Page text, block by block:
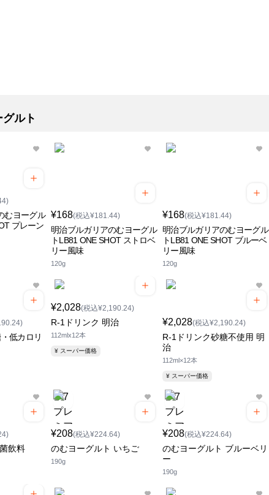
グルト
むヨーグル
プレーン
¥168(税込¥181.44)
明治ブルガリアのむヨーグル
トLB81 ONE SHOT ストロベ
リー風味
120g
¥168(税込¥181.44)
明治ブルガリアのむヨーグル
トLB81 ONE SHOT ブルーベ
リー風味
120g
低カロリ
¥2,028(税込¥2,190.24)
R-1ドリンク 明治
112mlx12本
¥ スーパー価格
¥2,028(税込¥2,190.24)
R-1ドリンク砂糖不使用 明
治
112ml×12本
¥ スーパー価格
飲料
¥208(税込¥224.64)
のむヨーグルト いちご
190g
¥208(税込¥224.64)
のむヨーグルト ブルーベリ
ー
190g